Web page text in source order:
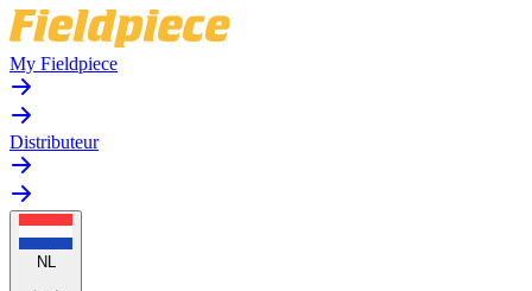
My Fieldpiece
Distributeur
NL